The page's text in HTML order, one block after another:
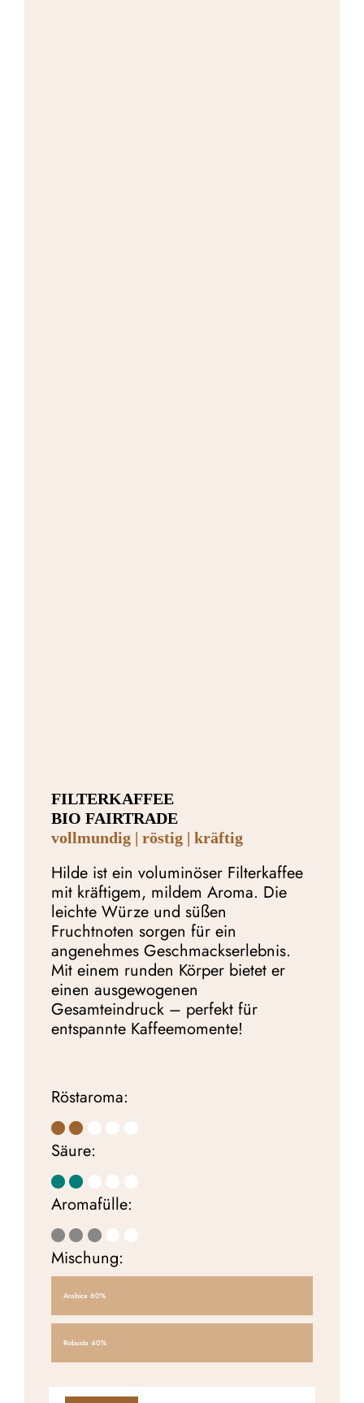
FILTERKAFFEE
BIO FAIRTRADE
vollmundig | röstig | kräftig
Hilde ist ein voluminöser Filterkaffee
mit kräftigem, mildem Aroma. Die
leichte Würze und süßen
Fruchtnoten sorgen für ein
angenehmes Geschmackserlebnis.
Mit einem runden Körper bietet er
einen ausgewogenen
Gesamteindruck – perfekt für
entspannte Kaffeemomente!
Röstaroma:
Säure:
Aromafülle:
Mischung:
Arabica 60%
Robusta 40%